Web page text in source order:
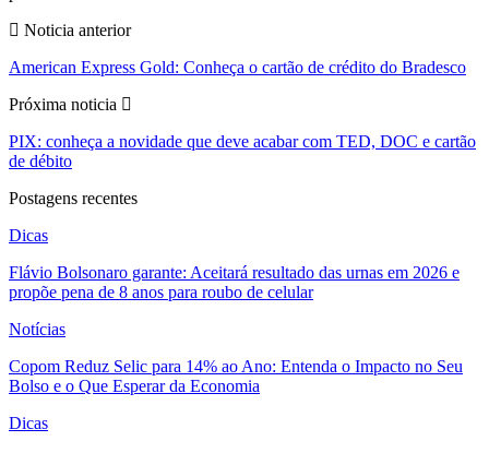
Noticia anterior
American Express Gold: Conheça o cartão de crédito do Bradesco
Próxima noticia
PIX: conheça a novidade que deve acabar com TED, DOC e cartão
de débito
Postagens recentes
Dicas
Flávio Bolsonaro garante: Aceitará resultado das urnas em 2026 e
propõe pena de 8 anos para roubo de celular
Notícias
Copom Reduz Selic para 14% ao Ano: Entenda o Impacto no Seu
Bolso e o Que Esperar da Economia
Dicas